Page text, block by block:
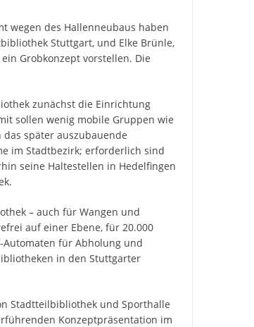
wegen des Hallenneubaus haben
Stuttgart, und Elke Brünle,
Grobkonzept vorstellen. Die
zunächst die Einrichtung
sollen wenig mobile Gruppen wie
später auszubauende
im Stadtbezirk; erforderlich sind
seine Haltestellen in Hedelfingen
– auch für Wangen und
auf einer Ebene, für 20.000
für Abholung und
in den Stuttgarter
Stadtteilbibliothek und Sporthalle
Konzeptpräsentation im